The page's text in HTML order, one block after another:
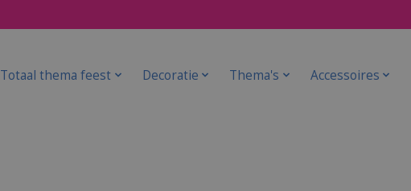
Totaal thema feest Decoratie Thema's Accessoires